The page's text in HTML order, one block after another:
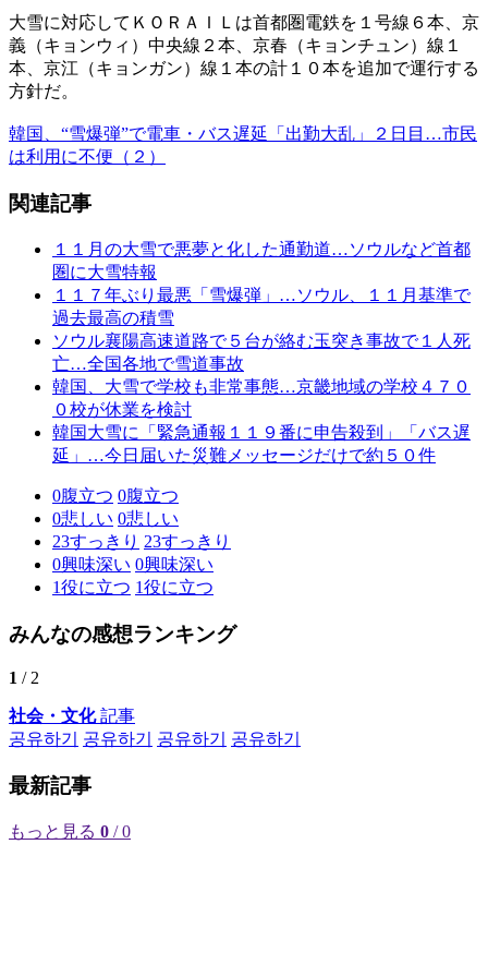
大雪に対応してＫＯＲＡＩＬは首都圏電鉄を１号線６本、京
義（キョンウィ）中央線２本、京春（キョンチュン）線１
本、京江（キョンガン）線１本の計１０本を追加で運行する
方針だ。
韓国、“雪爆弾”で電車・バス遅延「出勤大乱」２日目…市民
は利用に不便（２）
関連記事
１１月の大雪で悪夢と化した通勤道…ソウルなど首都
圏に大雪特報
１１７年ぶり最悪「雪爆弾」…ソウル、１１月基準で
過去最高の積雪
ソウル襄陽高速道路で５台が絡む玉突き事故で１人死
亡…全国各地で雪道事故
韓国、大雪で学校も非常事態…京畿地域の学校４７０
０校が休業を検討
韓国大雪に「緊急通報１１９番に申告殺到」「バス遅
延」…今日届いた災難メッセージだけで約５０件
0腹立つ 0腹立つ
0悲しい 0悲しい
23すっきり 23すっきり
0興味深い 0興味深い
1役に立つ 1役に立つ
みんなの感想ランキング
1 / 2
社会・文化記事
공유하기
공유하기 공유하기 공유하기
最新記事
もっと見る 0 / 0